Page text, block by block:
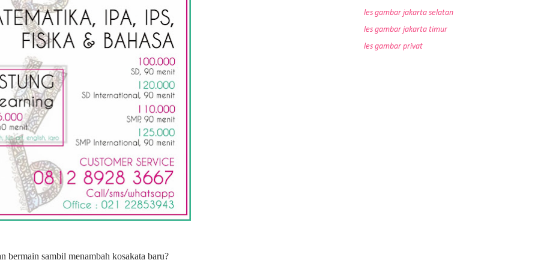
bermain sambil menambah kosakata baru?
les gambar jakarta selatan
les gambar jakarta timur
les gambar privat